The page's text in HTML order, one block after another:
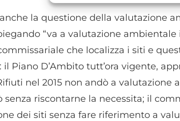
Utilizzare dati di
dispositivi in base a
Garantire la sicurezza,
correggere errori, Erogare e
pubblicità e contenuto,
la questione della valutazione
“va a valutazione ambientale
che localizza i siti e
Piano D’Ambito tutt’ora vigente,
nel 2015 non andò a valutazione
riscontarne la necessita; il
dei siti senza fare riferimento a